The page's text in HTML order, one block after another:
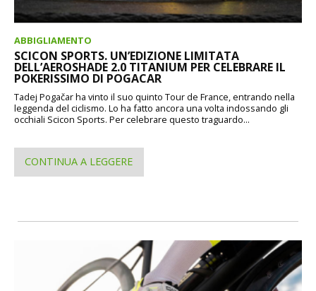
ABBIGLIAMENTO
SCICON SPORTS. UN’EDIZIONE LIMITATA
DELL’AEROSHADE 2.0 TITANIUM PER CELEBRARE IL
POKERISSIMO DI POGACAR
Tadej Pogačar ha vinto il suo quinto Tour de France, entrando nella
leggenda del ciclismo. Lo ha fatto ancora una volta indossando gli
occhiali Scicon Sports. Per celebrare questo traguardo...
CONTINUA A LEGGERE